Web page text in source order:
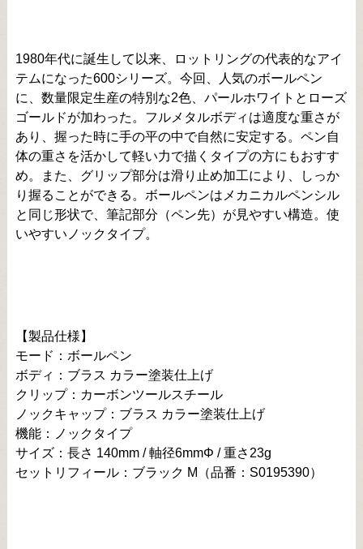
1980年代に誕生して以来、ロットリングの代表的なアイ
テムになった600シリーズ。今回、人気のボールペン
に、数量限定生産の特別な2色、パールホワイトとローズ
ゴールドが加わった。フルメタルボディは適度な重さが
あり、握った時に手の平の中で自然に安定する。ペン自
体の重さを活かして軽い力で描くタイプの方にもおすす
め。また、グリップ部分は滑り止め加工により、しっか
り握ることができる。ボールペンはメカニカルペンシル
と同じ形状で、筆記部分（ペン先）が見やすい構造。使
いやすいノックタイプ。
【製品仕様】
モード：ボールペン
ボディ：ブラス カラー塗装仕上げ
クリップ：カーボンツールスチール
ノックキャップ：ブラス カラー塗装仕上げ
機能：ノックタイプ
サイズ：長さ 140mm / 軸径6mmΦ / 重さ23g
セットリフィール：ブラック M（品番：S0195390）